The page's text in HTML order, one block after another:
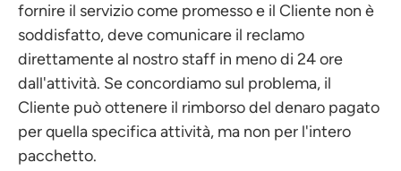
fornire il servizio come promesso e il Cliente non è
soddisfatto, deve comunicare il reclamo
direttamente al nostro staff in meno di 24 ore
dall'attività. Se concordiamo sul problema, il
Cliente può ottenere il rimborso del denaro pagato
per quella specifica attività, ma non per l'intero
pacchetto.